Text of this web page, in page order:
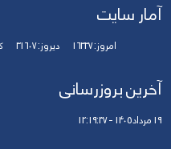
آمار سایت
امروز:16337 دیروز:31607
آخرین بروزرسانی
19 مرداد 1405 - 12:19:37